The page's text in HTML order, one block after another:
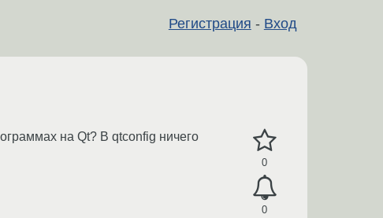
Регистрация - Вход
0
0
на Qt? В qtconfig ничего